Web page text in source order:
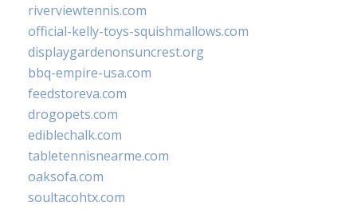
riverviewtennis.com
official-kelly-toys-squishmallows.com
displaygardenonsuncrest.org
bbq-empire-usa.com
feedstoreva.com
drogopets.com
ediblechalk.com
tabletennisnearme.com
oaksofa.com
soultacohtx.com